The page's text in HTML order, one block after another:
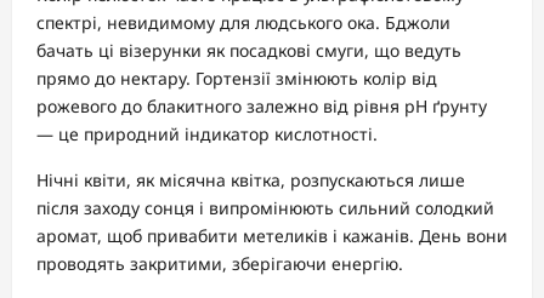
спектрі, невидимому для людського ока. Бджоли
бачать ці візерунки як посадкові смуги, що ведуть
прямо до нектару. Гортензії змінюють колір від
рожевого до блакитного залежно від рівня pH ґрунту
— це природний індикатор кислотності.
Нічні квіти, як місячна квітка, розпускаються лише
після заходу сонця і випромінюють сильний солодкий
аромат, щоб привабити метеликів і кажанів. День вони
проводять закритими, зберігаючи енергію.